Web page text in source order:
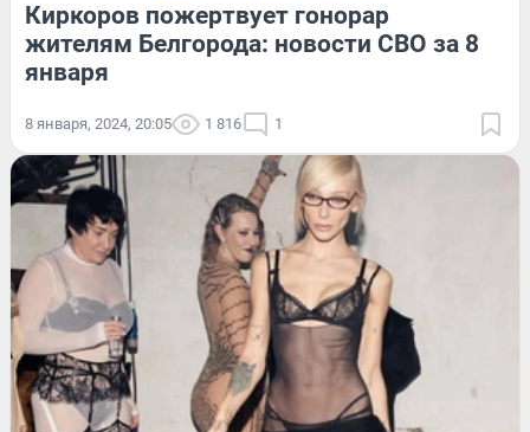
Киркоров пожертвует гонорар
жителям Белгорода: новости СВО за 8
января
8 января, 2024, 20:05 1 816 1